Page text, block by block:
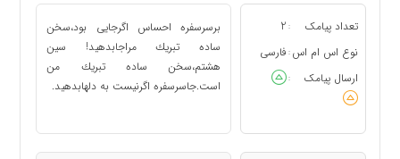
تعداد پیامک :
2
نوع اس ام اس : فارسی
ارسال پیامک
:
برسرسفره احساس اگرجايى بود،سخن
ساده تبريك مراجابدهيد! سين
هشتم،سخن ساده تبريك من
است.جاسرسفره اگرنيست به دلهابدهيد.